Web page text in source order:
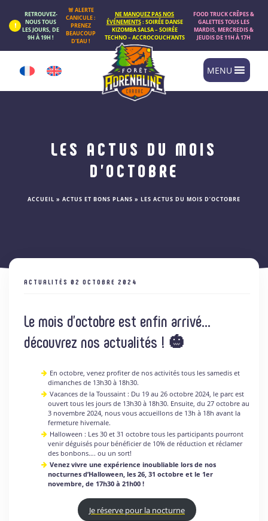
RETROUVEZ-
NOUS TOUS
LES JOURS, DE
9H À 19H !
🚨 ALERTE
CANICULE :
PRENEZ
BEAUCOUP
D’EAU !
NE MANQUEZ PAS NOS
ÉVÉNEMENTS: SOIRÉE DANSE
KIZOMBA SALSA – SOIRÉE
TECHNO – ACCROCOUCH’ANTS
FOOD TRUCK CRÊPES &
GALETTES TOUS LES
MARDIS, MERCREDIS &
JEUDIS DE 11H À 17H
MENU
LES ACTUS DU MOIS
D’OCTOBRE
ACCUEIL » ACTUS ET BONS PLANS » LES ACTUS DU MOIS D’OCTOBRE
ACTUALITÉS 02 OCTOBRE 2024
Le mois d’octobre est enfin arrivé…
découvrez nos actualités ! 🎃
En octobre, venez profiter de nos activités tous les samedis et
dimanches de 13h30 à 18h30.
Vacances de la Toussaint : Du 19 au 26 octobre 2024, le parc est
ouvert tous les jours de 13h30 à 18h30. Ensuite, du 27 octobre au
3 novembre 2024, nous vous accueillons de 13h à 18h avant la
fermeture hivernale.
Halloween : Les 30 et 31 octobre tous les participants pourront
venir déguisés pour bénéficier de 10% de réduction et réclamer
des bonbons…. ou un sort!
Venez vivre une expérience inoubliable lors de nos
nocturnes d’Halloween, les 26, 31 octobre et le 1er
novembre, de 17h30 à 21h00 !
Je réserve pour la nocturne
Panneau de gestion des cookies